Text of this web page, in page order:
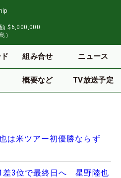
$6,000,000
）
組み合せ ニュース
概要など TV放送予定
は米ツアー初優勝ならず
差3位で最終日へ 星野陸也